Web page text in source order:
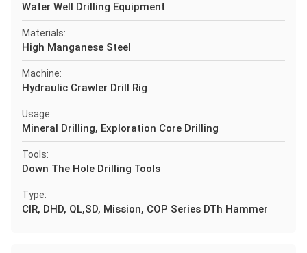
Water Well Drilling Equipment
Materials:
High Manganese Steel
Machine:
Hydraulic Crawler Drill Rig
Usage:
Mineral Drilling, Exploration Core Drilling
Tools:
Down The Hole Drilling Tools
Type:
CIR, DHD, QL,SD, Mission, COP Series DTh Hammer